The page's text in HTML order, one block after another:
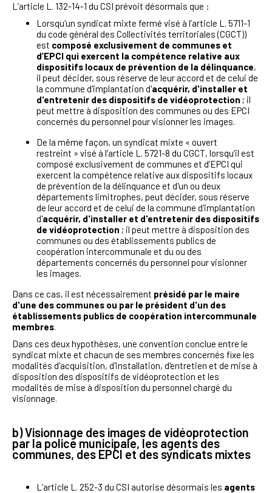
L’article L. 132-14-1 du CSI prévoit désormais que :
Lorsqu'un syndicat mixte fermé visé à l’article L. 5711-1
du code général des Collectivités territoriales (CGCT))
est composé exclusivement de communes et
d’EPCI qui exercent la compétence relative aux
dispositifs locaux de prévention de la délinquance,
il peut décider, sous réserve de leur accord et de celui de
la commune d'implantation d'acquérir, d'installer et
d'entretenir des dispositifs de vidéoprotection ; il
peut mettre à disposition des communes ou des EPCI
concernés du personnel pour visionner les images.
De la même façon, un syndicat mixte « ouvert
restreint » visé à l’article L. 5721-8 du CGCT, lorsqu’il est
composé exclusivement de communes et d’EPCI qui
exercent la compétence relative aux dispositifs locaux
de prévention de la délinquance et d'un ou deux
départements limitrophes, peut décider, sous réserve
de leur accord et de celui de la commune d'implantation
d'acquérir, d'installer et d'entretenir des dispositifs
de vidéoprotection ; il peut mettre à disposition des
communes ou des établissements publics de
coopération intercommunale et du ou des
départements concernés du personnel pour visionner
les images.
Dans ce cas, il est nécessairement présidé par le maire
d'une des communes ou par le président d'un des
établissements publics de coopération intercommunale
membres.
Dans ces deux hypothèses, une convention conclue entre le
syndicat mixte et chacun de ses membres concernés fixe les
modalités d'acquisition, d'installation, d'entretien et de mise à
disposition des dispositifs de vidéoprotection et les
modalités de mise à disposition du personnel chargé du
visionnage.
b) Visionnage des images de vidéoprotection
par la police municipale, les agents des
communes, des EPCI et des syndicats mixtes
L’article L. 252-3 du CSI autorise désormais les agents